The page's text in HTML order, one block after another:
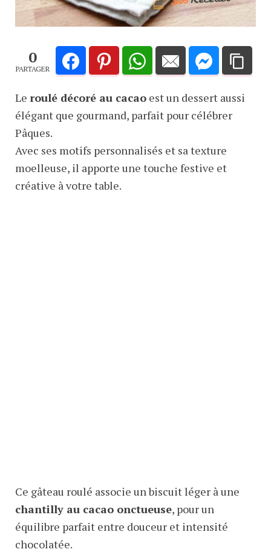
0
PARTAGER
Le roulé décoré au cacao est un dessert aussi
élégant que gourmand, parfait pour célébrer
Pâques.
Avec ses motifs personnalisés et sa texture
moelleuse, il apporte une touche festive et
créative à votre table.
Ce gâteau roulé associe un biscuit léger à une
chantilly au cacao onctueuse, pour un
équilibre parfait entre douceur et intensité
chocolatée.